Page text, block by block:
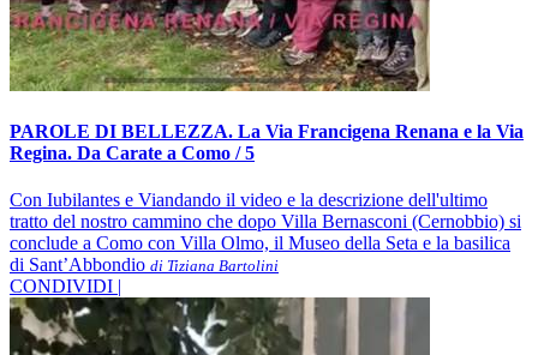
PAROLE DI BELLEZZA. La Via Francigena Renana e la Via
Regina. Da Carate a Como / 5
Con Iubilantes e Viandando il video e la descrizione dell'ultimo
tratto del nostro cammino che dopo Villa Bernasconi (Cernobbio) si
conclude a Como con Villa Olmo, il Museo della Seta e la basilica
di Sant’Abbondio di Tiziana Bartolini
CONDIVIDI |